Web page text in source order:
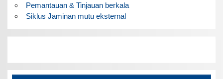
Pemantauan & Tinjauan berkala
Siklus Jaminan mutu eksternal